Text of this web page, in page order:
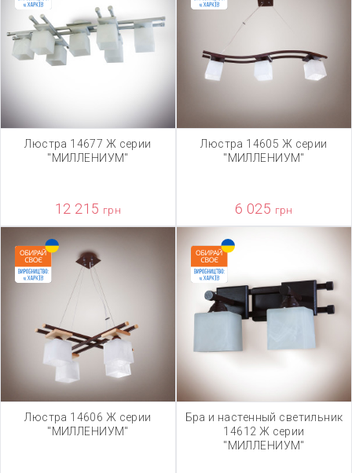
Люстра 14677 Ж серии
"МИЛЛЕНИУМ"
12 215 грн
Люстра 14605 Ж серии
"МИЛЛЕНИУМ"
6 025 грн
Люстра 14606 Ж серии
"МИЛЛЕНИУМ"
Бра и настенный светильник
14612 Ж серии
"МИЛЛЕНИУМ"